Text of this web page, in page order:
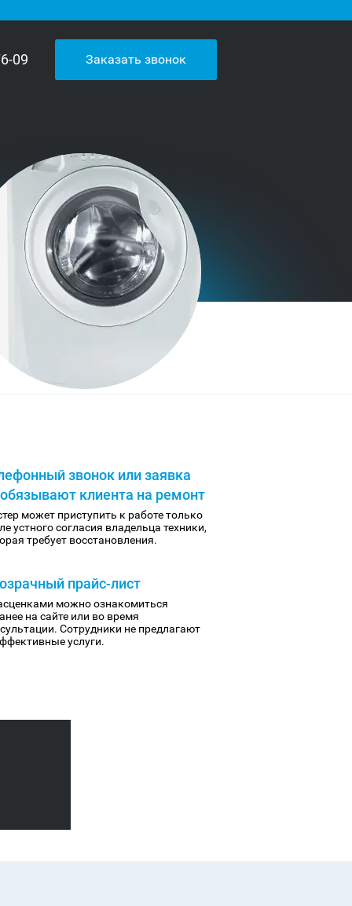
09 Заказать звонок
звонок или заявка
клиента на ремонт
может приступить к работе только
устного согласия владельца техники,
требует восстановления.
прайс-лист
можно ознакомиться
на сайте или во время
Сотрудники не предлагают
услуги.